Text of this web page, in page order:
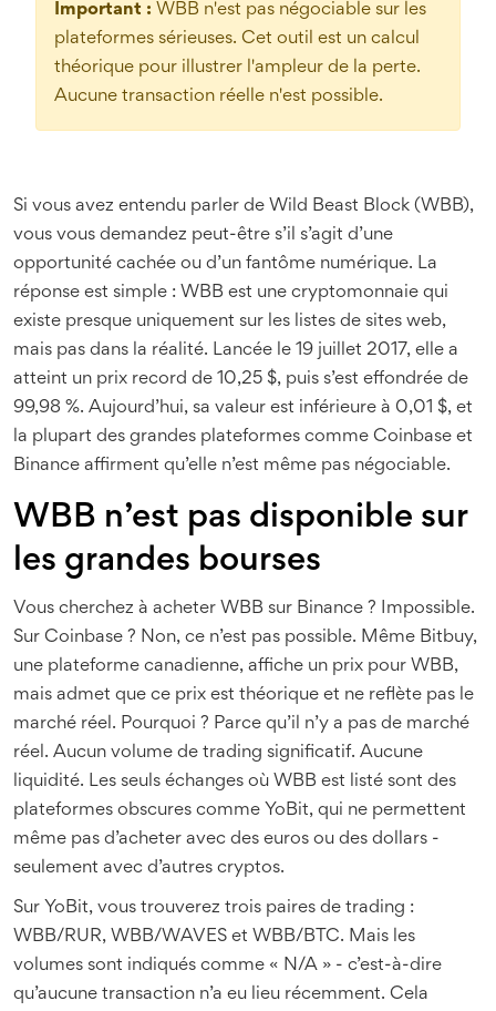
Important : WBB n'est pas négociable sur les
plateformes sérieuses. Cet outil est un calcul
théorique pour illustrer l'ampleur de la perte.
Aucune transaction réelle n'est possible.
Si vous avez entendu parler de Wild Beast Block (WBB),
vous vous demandez peut-être s’il s’agit d’une
opportunité cachée ou d’un fantôme numérique. La
réponse est simple : WBB est une cryptomonnaie qui
existe presque uniquement sur les listes de sites web,
mais pas dans la réalité. Lancée le 19 juillet 2017, elle a
atteint un prix record de 10,25 $, puis s’est effondrée de
99,98 %. Aujourd’hui, sa valeur est inférieure à 0,01 $, et
la plupart des grandes plateformes comme Coinbase et
Binance affirment qu’elle n’est même pas négociable.
WBB n’est pas disponible sur
les grandes bourses
Vous cherchez à acheter WBB sur Binance ? Impossible.
Sur Coinbase ? Non, ce n’est pas possible. Même Bitbuy,
une plateforme canadienne, affiche un prix pour WBB,
mais admet que ce prix est théorique et ne reflète pas le
marché réel. Pourquoi ? Parce qu’il n’y a pas de marché
réel. Aucun volume de trading significatif. Aucune
liquidité. Les seuls échanges où WBB est listé sont des
plateformes obscures comme YoBit, qui ne permettent
même pas d’acheter avec des euros ou des dollars -
seulement avec d’autres cryptos.
Sur YoBit, vous trouverez trois paires de trading :
WBB/RUR, WBB/WAVES et WBB/BTC. Mais les
volumes sont indiqués comme « N/A » - c’est-à-dire
qu’aucune transaction n’a eu lieu récemment. Cela